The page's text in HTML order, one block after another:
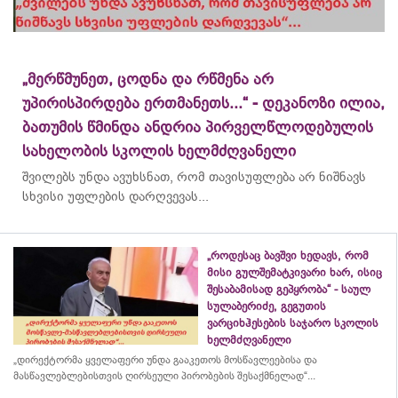
„მერწმუნეთ, ცოდნა და რწმენა არ
უპირისპირდება ერთმანეთს...“ - დეკანოზი ილია,
ბათუმის წმინდა ანდრია პირველწლოდებულის
სახელობის სკოლის ხელმძღვანელი
შვილებს უნდა ავუხსნათ, რომ თავისუფლება არ ნიშნავს
სხვისი უფლების დარღვევას...
„როდესაც ბავშვი ხედავს, რომ
მისი გულშემატკივარი ხარ, ისიც
შესაბამისად გეპყრობა“ - საულ
სულაბერიძე, გეგუთის
ვარციხჰესების საჯარო სკოლის
ხელმძღვანელი
„დირექტორმა ყველაფერი უნდა გააკეთოს მოსწავლეებისა და
მასწავლებლებისთვის ღირსეული პირობების შესაქმნელად“...